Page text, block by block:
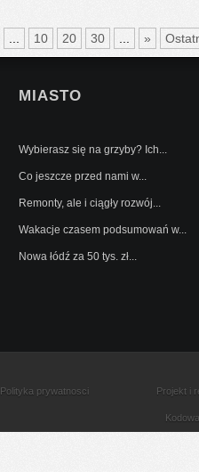
10 20 30 »
MIASTO
Wybierasz się na grzyby? Ich...
Co jeszcze przed nami w...
Remonty, ale i ciągły rozwój...
Wakacje czasem podsumowań w...
Nowa łódź za 50 tys. zł...
Polityka prywatnosci Projekt i